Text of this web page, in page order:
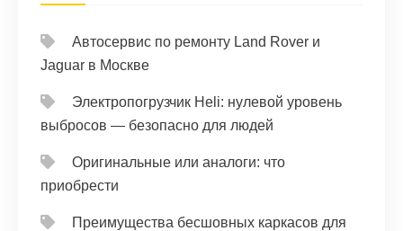
Автосервис по ремонту Land Rover и
Jaguar в Москве
Электропогрузчик Heli: нулевой уровень
выбросов — безопасно для людей
Оригинальные или аналоги: что
приобрести
Преимущества бесшовных каркасов для